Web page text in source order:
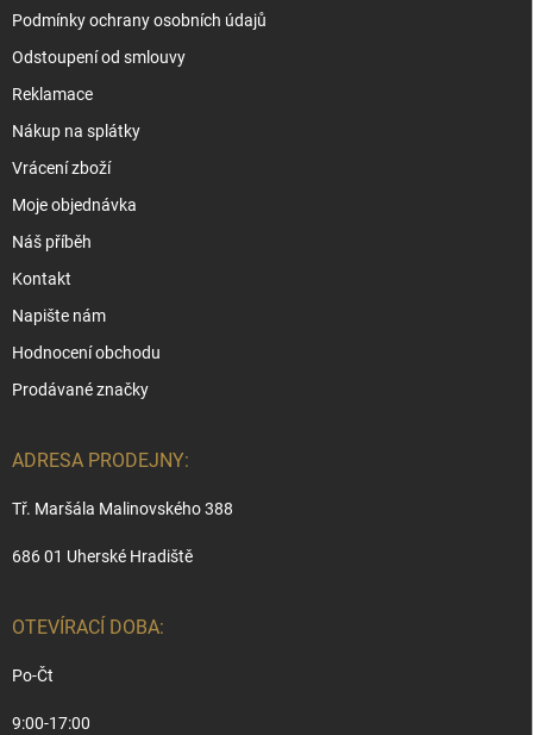
Podmínky ochrany osobních údajů
Odstoupení od smlouvy
Reklamace
Nákup na splátky
Vrácení zboží
Moje objednávka
Náš příběh
Kontakt
Napište nám
Hodnocení obchodu
Prodávané značky
ADRESA PRODEJNY:
Tř. Maršála Malinovského 388
686 01 Uherské Hradiště
OTEVÍRACÍ DOBA:
Po-Čt
9:00-17:00